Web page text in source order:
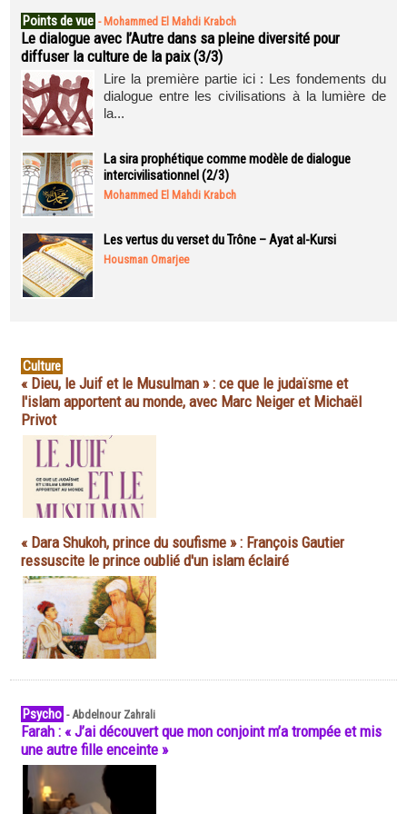
Points de vue - Mohammed El Mahdi Krabch
Le dialogue avec l’Autre dans sa pleine diversité pour
diffuser la culture de la paix (3/3)
Lire la première partie ici : Les fondements du
dialogue entre les civilisations à la lumière de
la...
La sira prophétique comme modèle de dialogue
intercivilisationnel (2/3)
Mohammed El Mahdi Krabch
Les vertus du verset du Trône – Ayat al-Kursi
Housman Omarjee
Culture
« Dieu, le Juif et le Musulman » : ce que le judaïsme et
l'islam apportent au monde, avec Marc Neiger et Michaël
Privot
« Dara Shukoh, prince du soufisme » : François Gautier
ressuscite le prince oublié d'un islam éclairé
Psycho -Abdelnour Zahrali
Farah : « J’ai découvert que mon conjoint m’a trompée et mis
une autre fille enceinte »